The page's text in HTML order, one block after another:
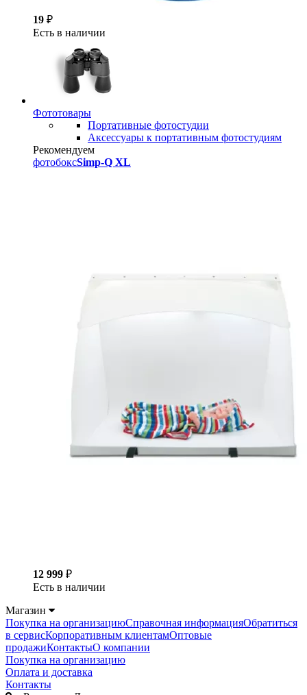
19 ₽
Есть в наличии
Фототовары
Портативные фотостудии
Аксессуары к портативным фотостудиям
Рекомендуем
фотобоксSimp-Q XL
12 999 ₽
Есть в наличии
Магазин
Покупка на организациюСправочная информацияОбратиться
в сервисКорпоративным клиентамОптовые
продажиКонтактыО компании
Покупка на организацию
Оплата и доставка
Контакты